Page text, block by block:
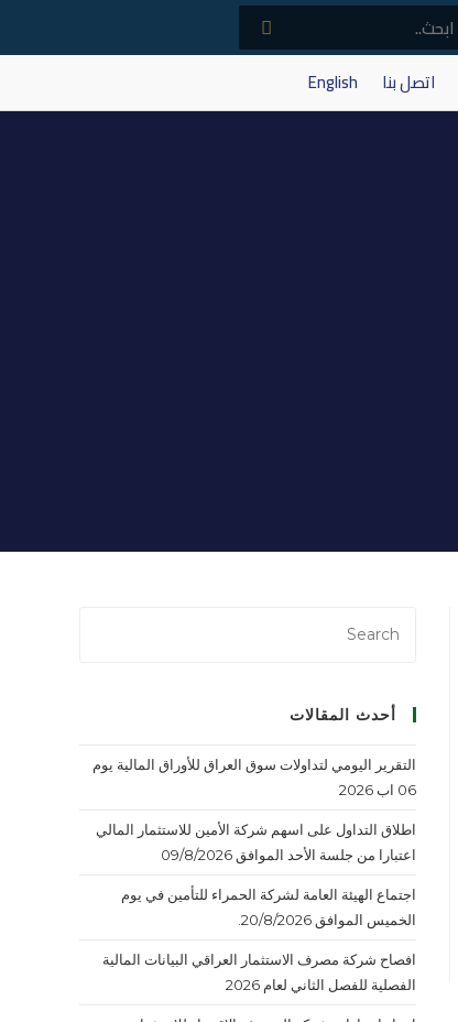
اتصل بنا English
أحدث المقالات
التقرير اليومي لتداولات سوق العراق للأوراق المالية يوم
06 اب 2026
اطلاق التداول على اسهم شركة الأمين للاستثمار المالي
اعتبارا من جلسة الأحد الموافق 09/8/2026
اجتماع الهيئة العامة لشركة الحمراء للتأمين في يوم
الخميس الموافق 20/8/2026.
افصاح شركة مصرف الاستثمار العراقي البيانات المالية
الفصلية للفصل الثاني لعام 2026